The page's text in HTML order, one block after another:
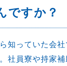
ですか？
知っていた会
社員寮や持家